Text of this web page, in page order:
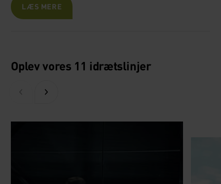
LÆS MERE
Oplev vores 11 idrætslinjer